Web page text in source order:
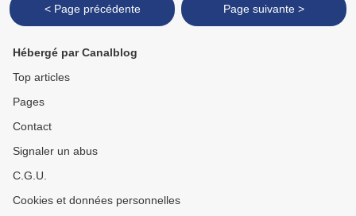
< Page précédente Page suivante >
Hébergé par Canalblog
Top articles
Pages
Contact
Signaler un abus
C.G.U.
Cookies et données personnelles